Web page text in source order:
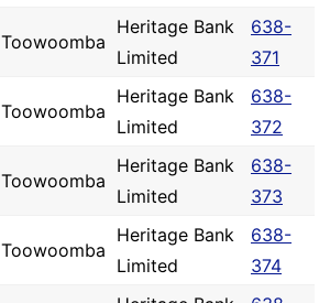
Toowoomba
Heritage Bank
Limited
638-
371
Toowoomba
Heritage Bank
Limited
638-
372
Toowoomba
Heritage Bank
Limited
638-
373
Toowoomba
Heritage Bank
Limited
638-
374